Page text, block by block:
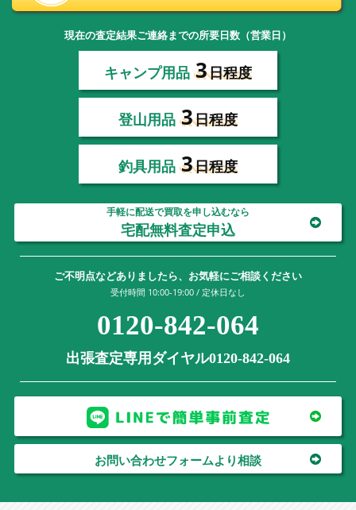
現在の査定結果ご連絡までの所要日数（営業日）
キャンプ用品 3日程度
登山用品 3日程度
釣具用品 3日程度
手軽に配送で買取を申し込むなら
宅配無料査定申込
ご不明点などありましたら、お気軽にご相談ください
受付時間 10:00-19:00 / 定休日なし
0120-842-064
出張査定専用ダイヤル0120-842-064
お問い合わせフォームより相談